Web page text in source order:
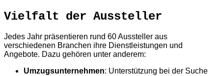
Vielfalt der Aussteller
Jedes Jahr präsentieren rund 60 Aussteller aus
verschiedenen Branchen ihre Dienstleistungen und
Angebote. Dazu gehören unter anderem:
Umzugsunternehmen: Unterstützung bei der Suche